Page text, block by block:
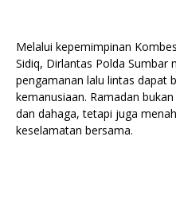
Melalui kepemimpinan
Sidiq, Dirlantas Polda Sumbar
pengamanan lalu lintas dapat
kemanusiaan. Ramadan
dan dahaga, tetapi juga
keselamatan bersama.